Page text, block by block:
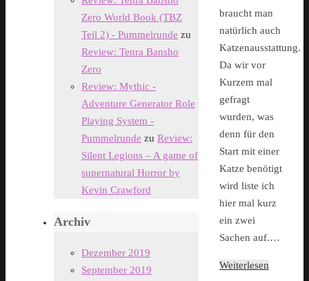
braucht man
natürlich auch
Katzenausstattung.
Da wir vor
Kurzem mal
gefragt
wurden, was
denn für den
Start mit einer
Katze benötigt
wird liste ich
hier mal kurz
ein zwei
Sachen auf.…
Weiterlesen
Zero World Book (TBZ
Teil 2) - Pummelrunde zu
Review: Tenra Bansho
Zero
Review: Mythic -
Adventure Generator Role
Playing System -
Pummelrunde zu Review:
Silent Legions – A game of
supernatural Horror by
Kevin Crawford
Archiv
Dezember 2019
September 2019